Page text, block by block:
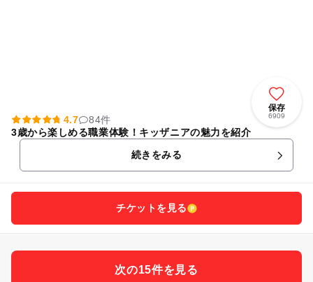
保存
6909
4.7
84件
3歳から楽しめる職業体験！キッザニアの魅力を紹介
続きをみる
チケットを見る
次の15件を見る